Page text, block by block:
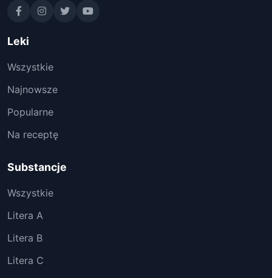
Leki
Wszystkie
Najnowsze
Popularne
Na receptę
Substancje
Wszystkie
Litera A
Litera B
Litera C